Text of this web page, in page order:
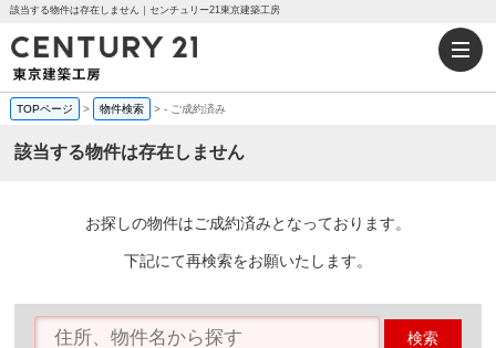
該当する物件は存在しません｜センチュリー21東京建築工房
TOPページ > 物件検索 >- ご成約済み
該当する物件は存在しません
お探しの物件はご成約済みとなっております。
下記にて再検索をお願いたします。
検索